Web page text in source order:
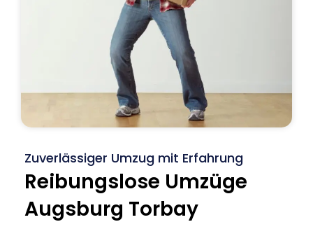
Zuverlässiger Umzug mit Erfahrung
Reibungslose Umzüge
Augsburg Torbay